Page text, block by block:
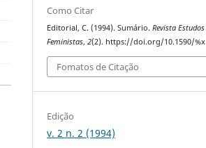
Como Citar
Editorial, C. (1994). Sumário.Revista Estudos
Feministas,2(2). https://doi.org/10.1590/%x
Fomatos de Citação
Edição
v. 2 n. 2 (1994)